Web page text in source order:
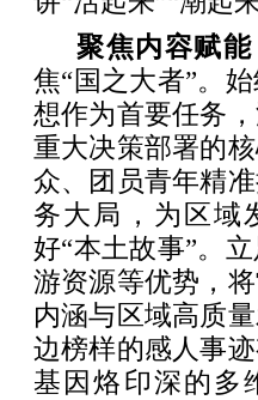
聚焦内容赋
焦“国之大者”。
想作为首要任务
重大决策部署的
众、团员青年精
务大局，为区域
好“本土故事”。
游资源等优势，
内涵与区域高质
边榜样的感人事
基因烙印深的多